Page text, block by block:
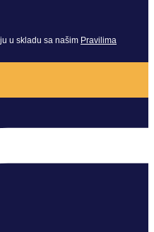
u skladu sa našim Pravilima